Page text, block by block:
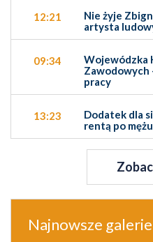
12:21
Nie żyje
artysta
09:34
Wojewódzka
Zawodowych
pracy
13:23
Dodatek dla
rentą po
Najnowsze galerie